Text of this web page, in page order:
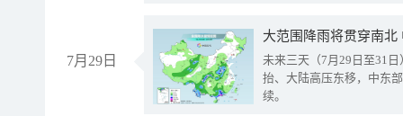
7月29日
大范围降雨将贯穿南
未来三天（7月29日至31
抬、大陆高压东移，中东
续。